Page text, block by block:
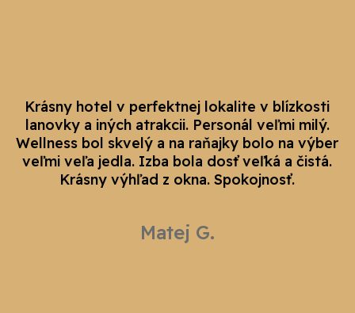
Krásny hotel v perfektnej lokalite v blízkosti
lanovky a iných atrakcii. Personál veľmi milý.
Wellness bol skvelý a na raňajky bolo na výber
veľmi veľa jedla. Izba bola dosť veľká a čistá.
Krásny výhľad z okna. Spokojnosť.
Matej G.